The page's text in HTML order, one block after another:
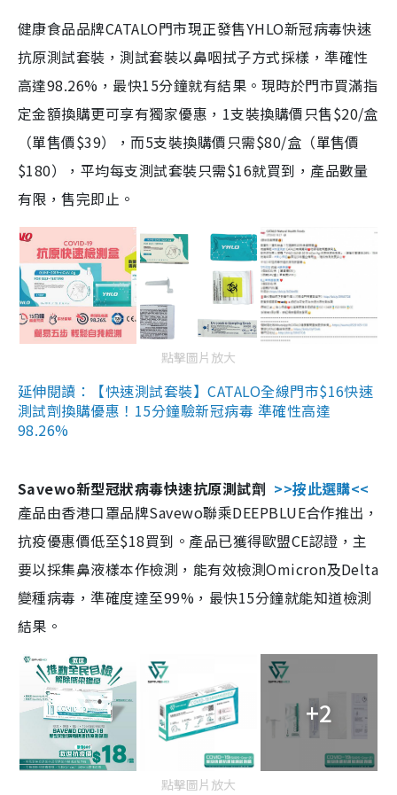
健康食品品牌CATALO門市現正發售YHLO新冠病毒快速
抗原測試套裝，測試套裝以鼻咽拭子方式採樣，準確性
高達98.26%，最快15分鐘就有結果。現時於門市買滿指
定金額換購更可享有獨家優惠，1支裝換購價只售$20/盒
（單售價$39），而5支裝換購價只需$80/盒（單售價
$180），平均每支測試套裝只需$16就買到，產品數量
有限，售完即止。
點擊圖片放大
延伸閱讀：【快速測試套裝】CATALO全線門市$16快速
測試劑換購優惠！15分鐘驗新冠病毒 準確性高達
98.26%
Savewo新型冠狀病毒快速抗原測試劑 >>按此選購<<
產品由香港口罩品牌Savewo聯乘DEEPBLUE合作推出，
抗疫優惠價低至$18買到。產品已獲得歐盟CE認證，主
要以採集鼻液樣本作檢測，能有效檢測Omicron及Delta
變種病毒，準確度達至99%，最快15分鐘就能知道檢測
結果。
+2
點擊圖片放大